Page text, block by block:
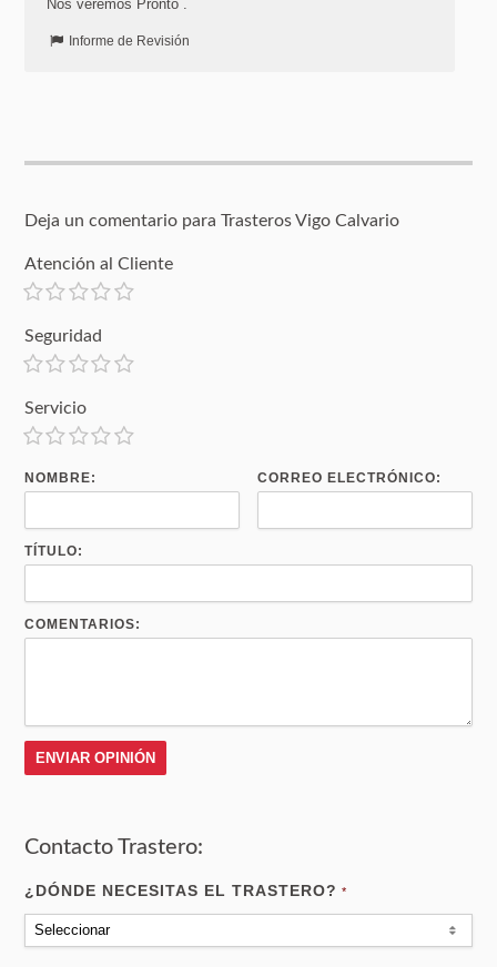
Nos veremos Pronto .
Informe de Revisión
Deja un comentario para Trasteros Vigo Calvario
Atención al Cliente
Seguridad
Servicio
NOMBRE: CORREO ELECTRÓNICO:
TÍTULO:
COMENTARIOS:
Contacto Trastero:
¿DÓNDE NECESITAS EL TRASTERO? *
Seleccionar